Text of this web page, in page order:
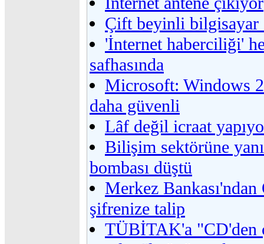
Çift beyinli bilgisayar
'İnternet haberciliği'
safhasında
Microsoft: Windows
daha güvenli
Lâf değil icraat
Bilişim sektörüne
bombası düştü
Merkez
şifrenize talip
TÜBİTAK'a "CD'den